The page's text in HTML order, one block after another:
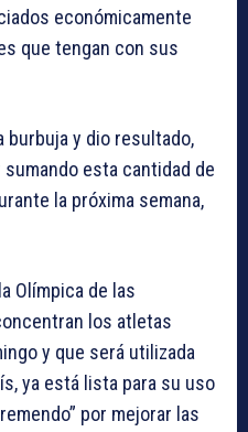
económicamente
que tengan con sus
burbuja y dio resultado,
esta cantidad de
la próxima semana,
Olímpica de las
los atletas
y que será utilizada
ya está lista para su uso
por mejorar las